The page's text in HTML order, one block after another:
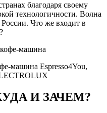
благодаря своему
технологичности. Волна
Что же входит в
машина Espressо4You,
И ЗАЧЕМ?